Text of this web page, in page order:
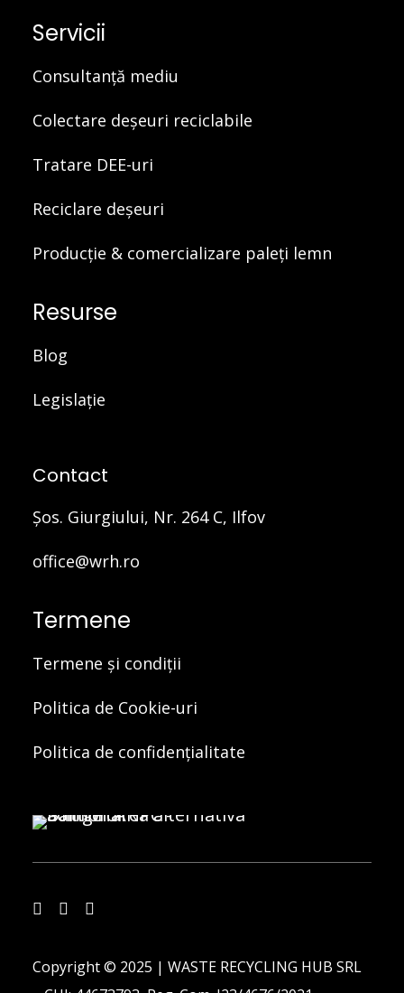
Servicii
Consultanță mediu
Colectare deșeuri reciclabile
Tratare DEE-uri
Reciclare deșeuri
Producție & comercializare paleți lemn
Resurse
Blog
Legislație
Contact
Şos. Giurgiului, Nr. 264 C, Ilfov
office@wrh.ro
Termene
Termene și condiții
Politica de Cookie-uri
Politica de confidențialitate
Copyright © 2025 | WASTE RECYCLING HUB SRL